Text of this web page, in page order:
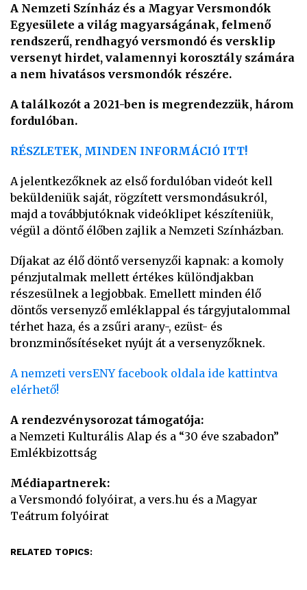
A Nemzeti Színház és a Magyar Versmondók
Egyesülete a világ magyarságának, felmenő
rendszerű, rendhagyó versmondó és versklip
versenyt hirdet, valamennyi korosztály számára
a nem hivatásos versmondók részére.
A találkozót a 2021-ben is megrendezzük, három
fordulóban.
RÉSZLETEK, MINDEN INFORMÁCIÓ ITT!
A jelentkezőknek az első fordulóban videót kell
beküldeniük saját, rögzített versmondásukról,
majd a továbbjutóknak videóklipet készíteniük,
végül a döntő élőben zajlik a Nemzeti Színházban.
Díjakat az élő döntő versenyzői kapnak: a komoly
pénzjutalmak mellett értékes különdjakban
részesülnek a legjobbak. Emellett minden élő
döntős versenyző emléklappal és tárgyjutalommal
térhet haza, és a zsűri arany-, ezüst- és
bronzminősítéseket nyújt át a versenyzőknek.
A nemzeti versENY facebook oldala ide kattintva
elérhető!
A rendezvénysorozat támogatója:
a Nemzeti Kulturális Alap és a “30 éve szabadon”
Emlékbizottság
Médiapartnerek:
a Versmondó folyóirat, a vers.hu és a Magyar
Teátrum folyóirat
RELATED TOPICS: